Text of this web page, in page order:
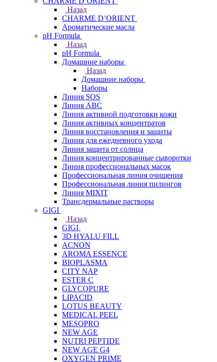
Назад
CHARME D’ORIENT
Ароматические масла
pH Formula
Назад
pH Formula
Домашние наборы
Назад
Домашние наборы
Наборы
Линия SOS
Линия АВС
Линия активной подготовки кожи
Линия активных концентратов
Линия восстановления и защиты
Линия для ежедневного ухода
Линия защита от солнца
Линия концентрированные сыворотки
Линия профессиональных масок
Профессиональная линия очищения
Профессиональная линия пилингов
Линия MIXIT
Трансдермальные растворы
GIGI
Назад
GIGI
3D HYALU FILL
ACNON
AROMA ESSENCE
BIOPLASMA
CITY NAP
ESTER C
GLYCOPURE
LIPACID
LOTUS BEAUTY
MEDICAL PEEL
MESOPRO
NEW AGE
NUTRI PEPTIDE
NEW AGE G4
OXYGEN PRIME